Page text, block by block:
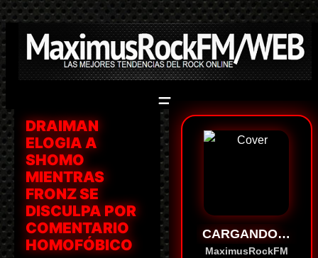
Saltar
al
contenido
DRAIMAN
ELOGIA A
SHOMO
MIENTRAS
FRONZ SE
DISCULPA POR
COMENTARIO
HOMOFÓBICO
CARGANDO…
MaximusRockFM